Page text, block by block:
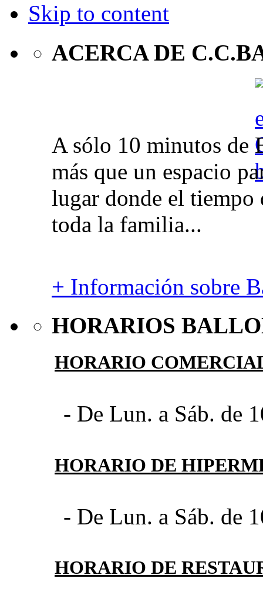
Skip to content
ACERCA DE
A sólo 10 minutos de
más que un espacio
lugar donde el tiempo
toda la familia...
+ Información sobre
HORARIOS
HORARIO
- De Lun. a Sáb. de
HORARIO DE
- De Lun. a Sáb. de
HORARIO DE